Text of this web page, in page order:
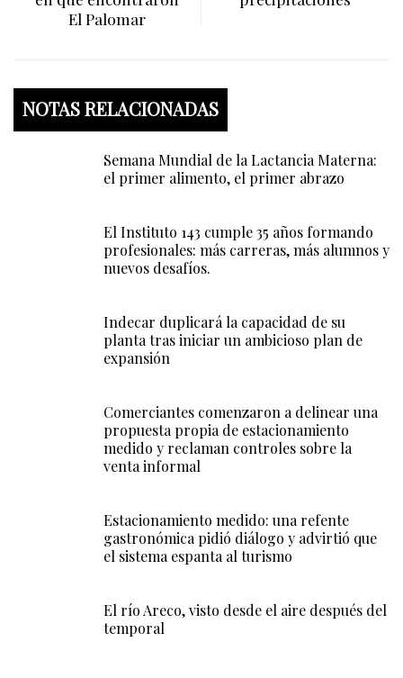
El Palomar
NOTAS RELACIONADAS
Semana Mundial de la Lactancia Materna:
el primer alimento, el primer abrazo
El Instituto 143 cumple 35 años formando
profesionales: más carreras, más alumnos y
nuevos desafíos.
Indecar duplicará la capacidad de su
planta tras iniciar un ambicioso plan de
expansión
Comerciantes comenzaron a delinear una
propuesta propia de estacionamiento
medido y reclaman controles sobre la
venta informal
Estacionamiento medido: una refente
gastronómica pidió diálogo y advirtió que
el sistema espanta al turismo
El río Areco, visto desde el aire después del
temporal